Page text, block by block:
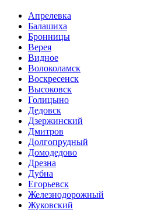
Апрелевка
Балашиха
Бронницы
Верея
Видное
Волоколамск
Воскресенск
Высоковск
Голицыно
Дедовск
Дзержинский
Дмитров
Долгопрудный
Домодедово
Дрезна
Дубна
Егорьевск
Железнодорожный
Жуковский